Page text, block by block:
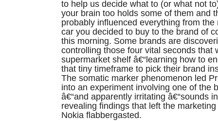
to help us decide what to (or what not
your brain too holds some of them and
probably influenced everything from the
car you decided to buy to the brand of
this morning. Some brands are
controlling those four vital seconds that
supermarket shelf â€“learning how to
that tiny timeframe to pick their brand
The somatic marker phenomenon led
into an experiment involving one of the
â€“and apparently irritating â€“sounds
revealing findings that left the
Nokia flabbergasted.